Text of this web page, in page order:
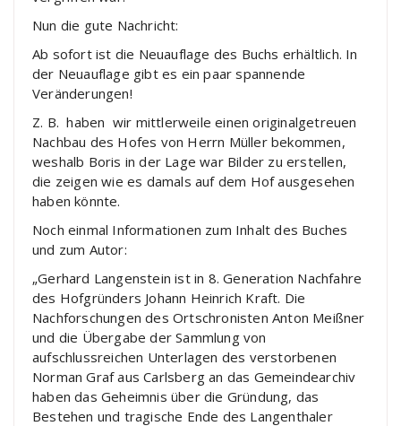
Nun die gute Nachricht:
Ab sofort ist die Neuauflage des Buchs erhältlich. In
der Neuauflage gibt es ein paar spannende
Veränderungen!
Z. B. haben wir mittlerweile einen originalgetreuen
Nachbau des Hofes von Herrn Müller bekommen,
weshalb Boris in der Lage war Bilder zu erstellen,
die zeigen wie es damals auf dem Hof ausgesehen
haben könnte.
Noch einmal Informationen zum Inhalt des Buches
und zum Autor:
„Gerhard Langenstein ist in 8. Generation Nachfahre
des Hofgründers Johann Heinrich Kraft. Die
Nachforschungen des Ortschronisten Anton Meißner
und die Übergabe der Sammlung von
aufschlussreichen Unterlagen des verstorbenen
Norman Graf aus Carlsberg an das Gemeindearchiv
haben das Geheimnis über die Gründung, das
Bestehen und tragische Ende des Langenthaler